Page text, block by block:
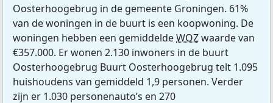
Oosterhoogebrug in de gemeente Groningen. 61%
van de woningen in de buurt is een koopwoning. De
woningen hebben een gemiddeldeWOZwaarde van
€357.000. Er wonen 2.130 inwoners in de buurt
Oosterhoogebrug Buurt Oosterhoogebrug telt 1.095
huishoudens van gemiddeld 1,9 personen. Verder
zijn er 1.030 personenauto’s en 270